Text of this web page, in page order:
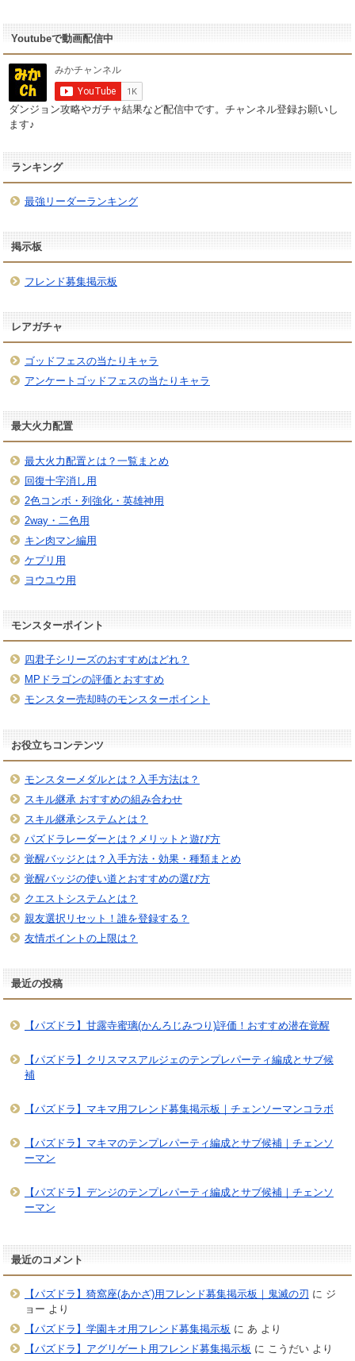
Youtubeで動画配信中
ダンジョン攻略やガチャ結果など配信中です。チャンネル登録お願いし
ます♪
ランキング
最強リーダーランキング
掲示板
フレンド募集掲示板
レアガチャ
ゴッドフェスの当たりキャラ
アンケートゴッドフェスの当たりキャラ
最大火力配置
最大火力配置とは？一覧まとめ
回復十字消し用
2色コンボ・列強化・英雄神用
2way・二色用
キン肉マン編用
ケプリ用
ヨウユウ用
モンスターポイント
四君子シリーズのおすすめはどれ？
MPドラゴンの評価とおすすめ
モンスター売却時のモンスターポイント
お役立ちコンテンツ
モンスターメダルとは？入手方法は？
スキル継承 おすすめの組み合わせ
スキル継承システムとは？
パズドラレーダーとは？メリットと遊び方
覚醒バッジとは？入手方法・効果・種類まとめ
覚醒バッジの使い道とおすすめの選び方
クエストシステムとは？
親友選択リセット！誰を登録する？
友情ポイントの上限は？
最近の投稿
【パズドラ】甘露寺蜜璃(かんろじみつり)評価！おすすめ潜在覚醒
【パズドラ】クリスマスアルジェのテンプレパーティ編成とサブ候
補
【パズドラ】マキマ用フレンド募集掲示板｜チェンソーマンコラボ
【パズドラ】マキマのテンプレパーティ編成とサブ候補｜チェンソ
ーマン
【パズドラ】デンジのテンプレパーティ編成とサブ候補｜チェンソ
ーマン
最近のコメント
【パズドラ】猗窩座(あかざ)用フレンド募集掲示板｜鬼滅の刃 に ジ
ョー より
【パズドラ】学園キオ用フレンド募集掲示板 に あ より
【パズドラ】アグリゲート用フレンド募集掲示板 に こうだいより